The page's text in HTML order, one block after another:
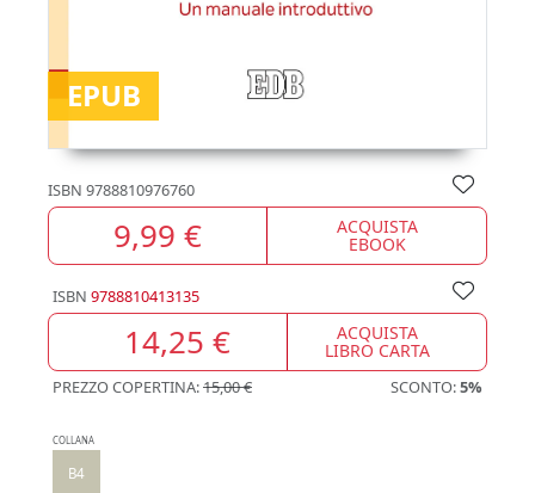
EPUB
ISBN 9788810976760
9,99 € ACQUISTA
EBOOK
ISBN 9788810413135
14,25 € ACQUISTA
LIBRO CARTA
PREZZO COPERTINA:15,00 € SCONTO:5%
COLLANA
B4